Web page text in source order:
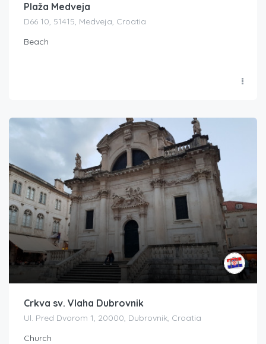
Plaža Medveja
D66 10, 51415, Medveja, Croatia
Beach
Crkva sv. Vlaha Dubrovnik
Ul. Pred Dvorom 1, 20000, Dubrovnik, Croatia
Church